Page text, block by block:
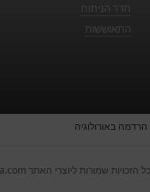
חדר הניתוח
התאוששות
הרדמה באורולוגיה
כל הזכויות שמורות ליוצרי האתר www.hardama.com